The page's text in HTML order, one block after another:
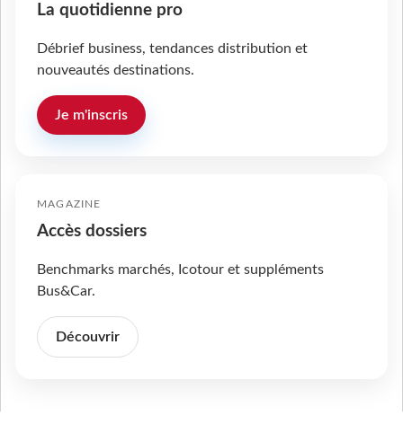
La quotidienne pro
Débrief business, tendances distribution et
nouveautés destinations.
Je m'inscris
MAGAZINE
Accès dossiers
Benchmarks marchés, Icotour et suppléments
Bus&Car.
Découvrir